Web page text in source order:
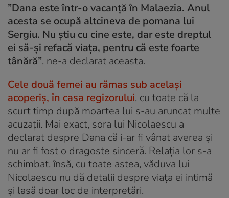
”Dana este într-o vacanță în Malaezia. Anul
acesta se ocupă altcineva de pomana lui
Sergiu. Nu știu cu cine este, dar este dreptul
ei să-și refacă viața, pentru că este foarte
tânără”, ne-a declarat aceasta.
Cele două femei au rămas sub același
acoperiș, în casa regizorului, cu toate că la
scurt timp după moartea lui s-au aruncat multe
acuzații. Mai exact, sora lui Nicolaescu a
declarat despre Dana că i-ar fi vânat averea și
nu ar fi fost o dragoste sinceră. Relația lor s-a
schimbat, însă, cu toate astea, văduva lui
Nicolaescu nu dă detalii despre viața ei intimă
și lasă doar loc de interpretări.